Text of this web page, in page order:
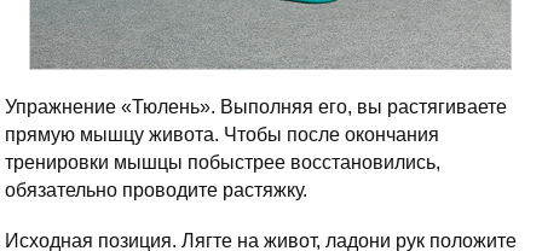
Упражнение «Тюлень». Выполняя его, вы растягиваете
прямую мышцу живота. Чтобы после окончания
тренировки мышцы побыстрее восстановились,
обязательно проводите растяжку.
Исходная позиция. Лягте на живот, ладони рук положите